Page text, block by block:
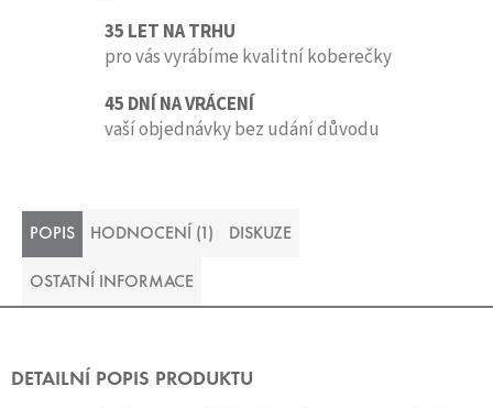
35 LET NA TRHU
pro vás vyrábíme kvalitní koberečky
45 DNÍ NA VRÁCENÍ
vaší objednávky bez udání důvodu
POPIS HODNOCENÍ (1) DISKUZE
OSTATNÍ INFORMACE
DETAILNÍ POPIS PRODUKTU